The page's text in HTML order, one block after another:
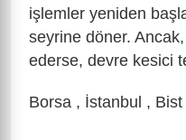
işlemler yeniden
seyrine döner.
ederse, devre kesici
Borsa , İstanbul ,